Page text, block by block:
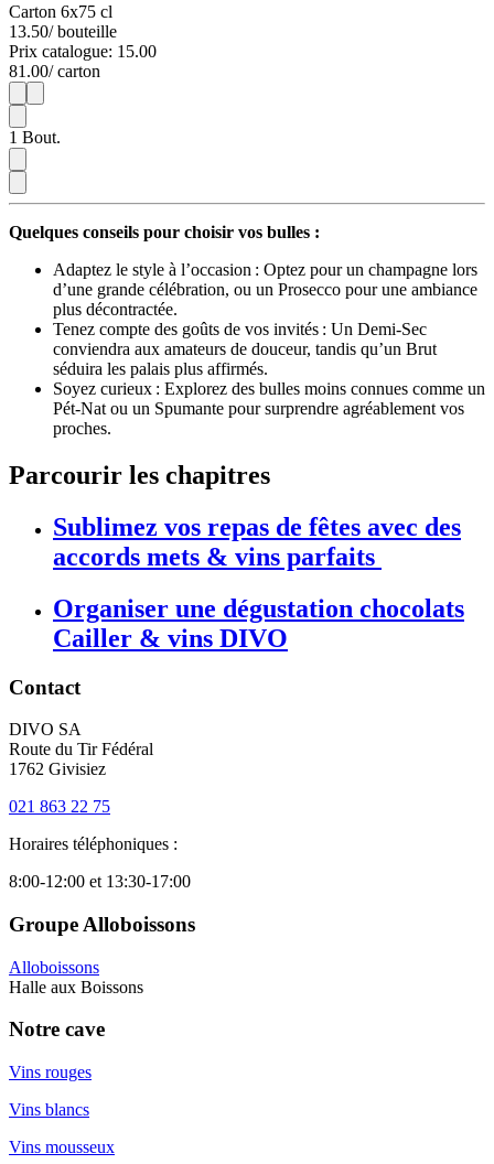
Carton 6x75 cl
13.50/ bouteille
Prix catalogue: 15.00
81.00/ carton
1
1 Bout.
Quelques conseils pour choisir vos bulles :
Adaptez le style à l’occasion : Optez pour un champagne lors
d’une grande célébration, ou un Prosecco pour une ambiance
plus décontractée.
Tenez compte des goûts de vos invités : Un Demi-Sec
conviendra aux amateurs de douceur, tandis qu’un Brut
séduira les palais plus affirmés.
Soyez curieux : Explorez des bulles moins connues comme un
Pét-Nat ou un Spumante pour surprendre agréablement vos
proches.
Parcourir les chapitres
Sublimez vos repas de fêtes avec des
accords mets & vins parfaits
Organiser une dégustation chocolats
Cailler & vins DIVO
Contact
DIVO SA
Route du Tir Fédéral
1762 Givisiez
021 863 22 75
Horaires téléphoniques :
8:00-12:00 et 13:30-17:00
Groupe Alloboissons
Alloboissons
Halle aux Boissons
Notre cave
Vins rouges
Vins blancs
Vins mousseux